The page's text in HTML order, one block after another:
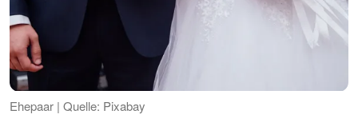
Ehepaar | Quelle: Pixabay